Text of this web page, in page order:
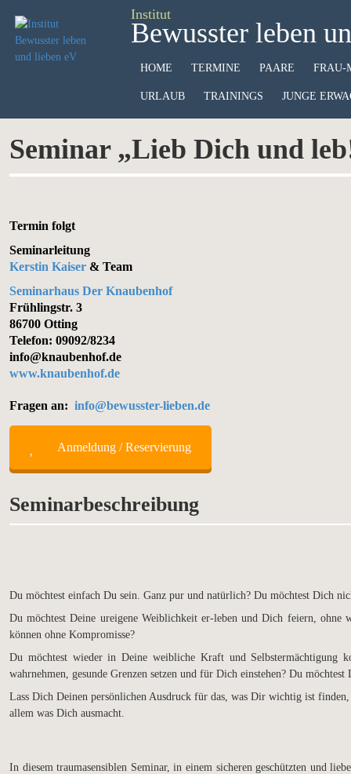
Institut
Bewusster leben
HOME TERMINE PAARE FRAU-
URLAUB TRAININGS JUNGE
Seminar „Lieb Dich und
Termin folgt
Seminarleitung
Kerstin Kaiser & Team
Seminarhaus Der Knaubenhof
Frühlingstr. 3
86700 Otting
Telefon: 09092/8234
info@knaubenhof.de
www.knaubenhof.de
Fragen an: info@bewusster-lieben.de
Anmeldung / Reservierung
Seminarbeschreibung
Du möchtest einfach Du sein. Ganz pur und natürlich? Du möchtest Dich
Du möchtest Deine ureigene Weiblichkeit er-leben und Dich feiern, ohne
können ohne Kompromisse?
Du möchtest wieder in Deine weibliche Kraft und Selbstermächtigung
wahrnehmen, gesunde Grenzen setzen und für Dich einstehen? Du
Lass Dich Deinen persönlichen Ausdruck für das, was Dir wichtig ist
allem was Dich ausmacht.
In diesem traumasensiblen Seminar, in einem sicheren geschützten und